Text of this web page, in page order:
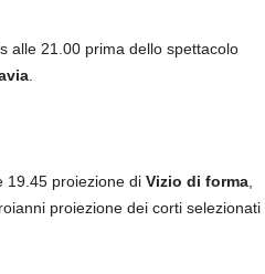
alle 21.00 prima dello spettacolo
.
19.45 proiezione di Vizio di forma,
proiezione dei corti selezionati